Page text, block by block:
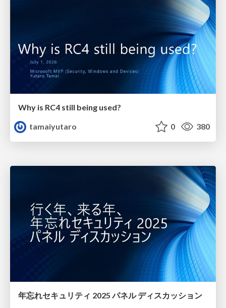
Why is RC4 still being used?
tamaiyutaro
0 380
年忘れセキュリティ 2025 パネル ディスカッション